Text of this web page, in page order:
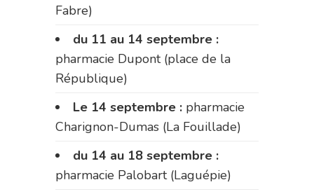
Fabre)
du 11 au 14 septembre :
pharmacie Dupont (place de la
République)
Le 14 septembre : pharmacie
Charignon-Dumas (La Fouillade)
du 14 au 18 septembre :
pharmacie Palobart (Laguépie)